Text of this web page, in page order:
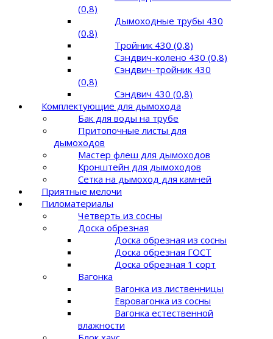
(0,8)
Дымоходные трубы 430
(0,8)
Тройник 430 (0,8)
Сэндвич-колено 430 (0,8)
Сэндвич-тройник 430
(0,8)
Сэндвич 430 (0,8)
Комплектующие для дымохода
Бак для воды на трубе
Притопочные листы для
дымоходов
Мастер флеш для дымоходов
Кронштейн для дымоходов
Сетка на дымоход для камней
Приятные мелочи
Пиломатериалы
Четверть из сосны
Доска обрезная
Доска обрезная из сосны
Доска обрезная ГОСТ
Доска обрезная 1 сорт
Вагонка
Вагонка из лиственницы
Евровагонка из сосны
Вагонка естественной
влажности